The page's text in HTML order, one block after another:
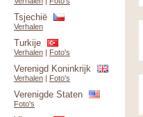
Tsjechië
Verhalen
Turkije
Verhalen | Foto's
Verenigd Koninkrijk
Verhalen | Foto's
Verenigde Staten
Foto's